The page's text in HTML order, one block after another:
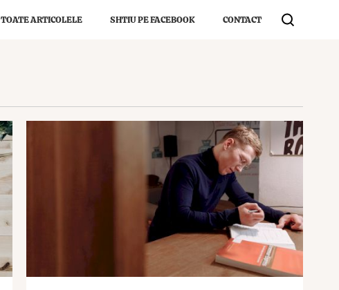
TOATE ARTICOLELE SHTIU PE FACEBOOK CONTACT